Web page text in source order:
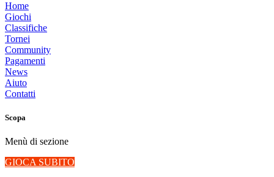
Home
Giochi
Classifiche
Tornei
Community
Pagamenti
News
Aiuto
Contatti
Scopa
Menù di sezione
GIOCA SUBITO